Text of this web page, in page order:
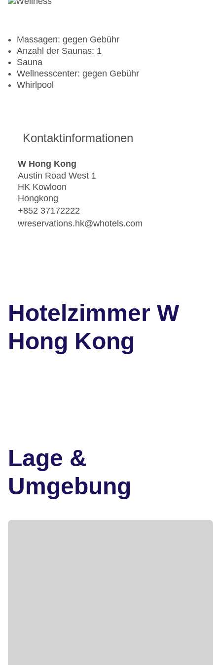
Massagen: gegen Gebühr
Anzahl der Saunas: 1
Sauna
Wellnesscenter: gegen Gebühr
Whirlpool
Kontaktinformationen
W Hong Kong
Austin Road West 1
HK Kowloon
Hongkong
+852 37172222
wreservations.hk@whotels.com
Hotelzimmer W
Hong Kong
Lage &
Umgebung